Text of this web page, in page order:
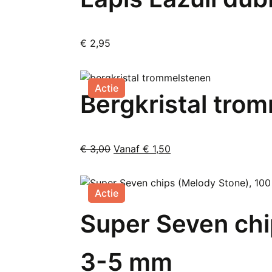
€ 2,95
Actie
Bergkristal
€3,00 Oorspronkelijke
was:
€ 3,00.
Vanaf € 1,50
is:
Vanaf
product
heeft
meerdere
variaties.
Deze
kan
Actie
Super Seven
3-5 mm